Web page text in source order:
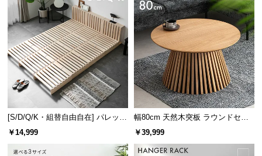
[S/D/Q/K・組替自由自在] パレット
ベッド 8/12/16枚セット
￥14,999
幅80cm 天然木突板 ラウンドセン
ターテーブル 美しい格子デザイン
￥39,999